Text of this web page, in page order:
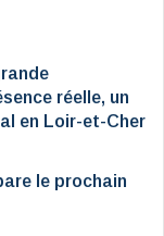
réelle, un
en Loir-et-Cher
le prochain